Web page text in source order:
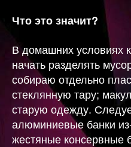
Что это значит?
В домашних условиях
начать разделять
собираю отдельно
стеклянную тару;
старую одежду.
алюминиевые банки
жестяные консервные